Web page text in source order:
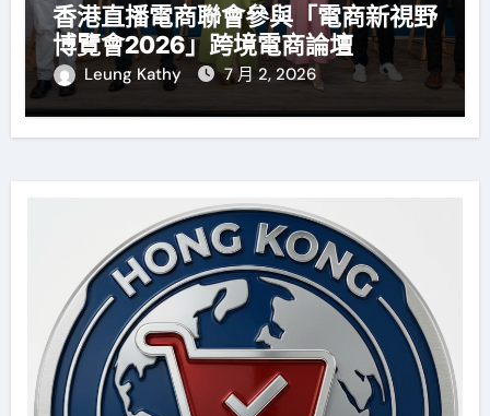
香港直播電商聯會參與「電商新視野
博覽會2026」跨境電商論壇
Leung Kathy 7 月 2, 2026